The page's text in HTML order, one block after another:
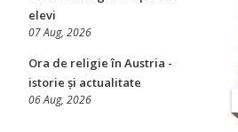
elevi
07 Aug, 2026
Ora de religie în Austria -
istorie și actualitate
06 Aug, 2026